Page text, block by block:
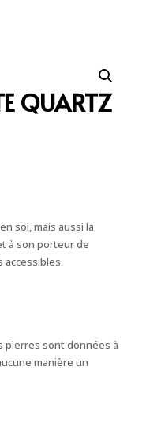
QUARTZ
soi, mais aussi la
à son porteur de
pierres sont données à
manière un